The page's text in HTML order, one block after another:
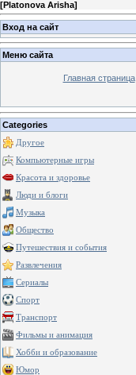
[Platonova Arisha]
Вход на сайт
Меню сайта
Главная страница
Categories
Другое
Компьютерные игры
Красота и здоровье
Люди и блоги
Музыка
Общество
Путешествия и события
Развлечения
Сериалы
Спорт
Транспорт
Фильмы и анимация
Хобби и образование
Юмор